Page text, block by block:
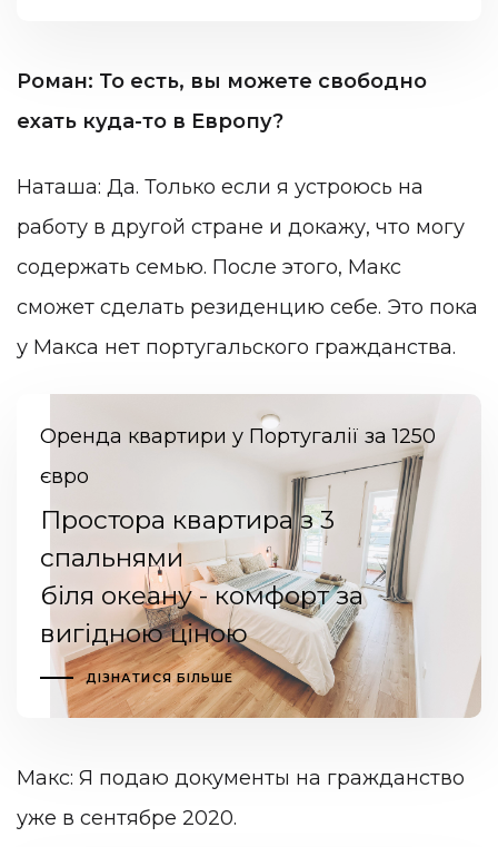
Роман: То есть, вы можете свободно
ехать куда-то в Европу?
Наташа: Да. Только если я устроюсь на
работу в другой стране и докажу, что могу
содержать семью. После этого, Макс
сможет сделать резиденцию себе. Это пока
у Макса нет португальского гражданства.
Оренда квартири у Португалії за 1250
євро
Простора квартира з 3
спальнями
біля океану - комфорт за
вигідною ціною
ДІЗНАТИСЯ БІЛЬШЕ
Макс: Я подаю документы на гражданство
уже в сентябре 2020.